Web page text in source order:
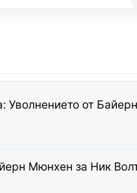
Уволнението от
Мюнхен за Ник